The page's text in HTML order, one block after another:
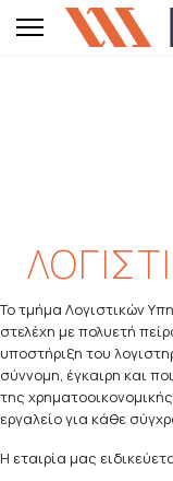
Το τμήμα Λογιστικών
στελέχη με πολυετή
υποστήριξη του
σύννομη, έγκαιρη και
της
εργαλείο για κάθε
Η εταιρία μας